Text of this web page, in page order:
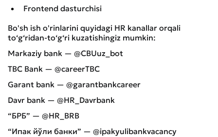
Frontend dasturchisi
Bo'sh ish o'rinlarini quyidagi HR kanallar orqali
to‘g‘ridan-to‘g‘ri kuzatishingiz mumkin:
Markaziy bank — @CBUuz_bot
TBC Bank — @careerTBC
Garant bank — @garantbankcareer
Davr bank — @HR_Davrbank
“БРБ” — @HR_BRB
“Ипак йўли банки” — @ipakyulibankvacancy